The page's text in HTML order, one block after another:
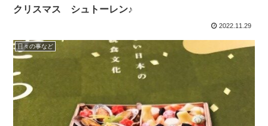
クリスマス シュトーレン♪
2022.11.29
日々の事など